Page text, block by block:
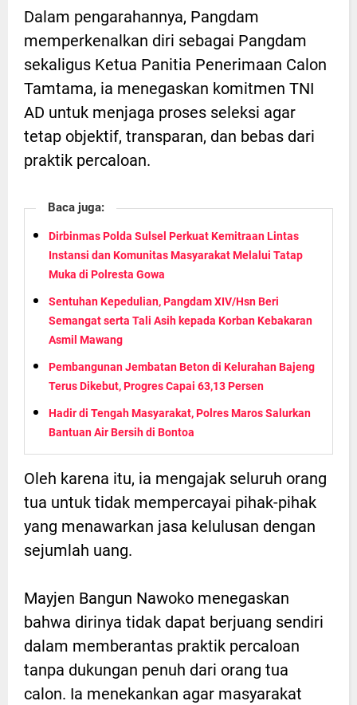
Dalam pengarahannya, Pangdam
memperkenalkan diri sebagai Pangdam
sekaligus Ketua Panitia Penerimaan Calon
Tamtama, ia menegaskan komitmen TNI
AD untuk menjaga proses seleksi agar
tetap objektif, transparan, dan bebas dari
praktik percaloan.
Baca juga:
Dirbinmas Polda Sulsel Perkuat Kemitraan Lintas
Instansi dan Komunitas Masyarakat Melalui Tatap
Muka di Polresta Gowa
Sentuhan Kepedulian, Pangdam XIV/Hsn Beri
Semangat serta Tali Asih kepada Korban Kebakaran
Asmil Mawang
Pembangunan Jembatan Beton di Kelurahan Bajeng
Terus Dikebut, Progres Capai 63,13 Persen
Hadir di Tengah Masyarakat, Polres Maros Salurkan
Bantuan Air Bersih di Bontoa
Oleh karena itu, ia mengajak seluruh orang
tua untuk tidak mempercayai pihak-pihak
yang menawarkan jasa kelulusan dengan
sejumlah uang.
Mayjen Bangun Nawoko menegaskan
bahwa dirinya tidak dapat berjuang sendiri
dalam memberantas praktik percaloan
tanpa dukungan penuh dari orang tua
calon. Ia menekankan agar masyarakat